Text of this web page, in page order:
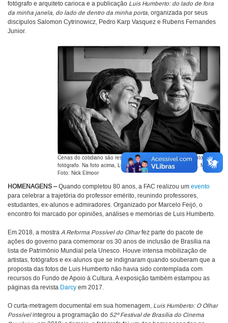
fotógrafo e arquiteto carioca e a publicação Luis Humberto: do lado de fora
da minha janela, do lado de dentro da minha porta, organizada por seus
discípulos Salomon Cytrinowicz, Pedro Karp Vasquez e Rubens Fernandes
Junior.
Cenas do cotidiano são ressignificadas pelos enquadramentos do
fotógrafo. Na foto acima, Luis Humberto ao lado da esposa, Márcia.
Foto: Nick Elmoor
HOMENAGENS –Quando completou 80 anos, a FAC realizou um evento
para celebrar a trajetória do professor emérito, reunindo professores,
estudantes, ex-alunos e admiradores. Organizado por Marcelo Feijó, o
encontro foi marcado por opiniões, análises e memórias de Luis Humberto.
Em 2018, a mostra A Reforma Possível do Olharfez parte do pacote de
ações do governo para comemorar os 30 anos de inclusão de Brasília na
lista de Patrimônio Mundial pela Unesco. Houve intensa mobilização de
artistas, fotógrafos e ex-alunos que se indignaram quando souberam que a
proposta das fotos de Luis Humberto não havia sido contemplada com
recursos do Fundo de Apoio à Cultura. A exposição também estampou as
páginas da revista Darcy em 2017.
O curta-metragem documental em sua homenagem, Luis Humberto: O Olhar
Possívelintegrou a programação do 52º Festival de Brasília do Cinema